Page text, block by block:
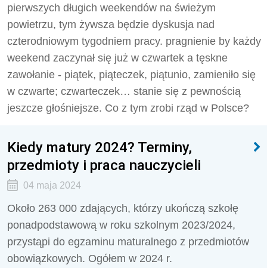
pierwszych długich weekendów na świeżym
powietrzu, tym żywsza będzie dyskusja nad
czterodniowym tygodniem pracy. pragnienie by każdy
weekend zaczynał się już w czwartek a tęskne
zawołanie - piątek, piąteczek, piątunio, zamieniło się
w czwarte; czwarteczek… stanie się z pewnością
jeszcze głośniejsze. Co z tym zrobi rząd w Polsce?
Kiedy matury 2024? Terminy,
przedmioty i praca nauczycieli
04 maja 2024
Około 263 000 zdających, którzy ukończą szkołę
ponadpodstawową w roku szkolnym 2023/2024,
przystąpi do egzaminu maturalnego z przedmiotów
obowiązkowych. Ogółem w 2024 r.